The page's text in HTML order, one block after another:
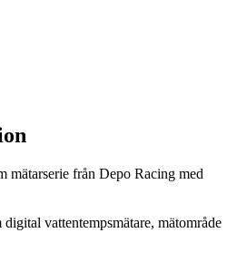
från Depo Racing med
vattentempsmätare, mätområde